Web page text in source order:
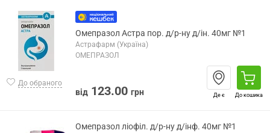
До обраного
Омепразол Астра пор. д/р-ну д/ін. 40мг №1
Астрафарм (Україна)
ОМЕПРАЗОЛ
від 123.00 грн Де є До кошика
Омепразол ліофіл. д/р-ну д/інф. 40мг №1